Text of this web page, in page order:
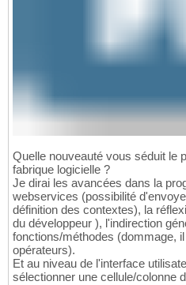
Quelle nouveauté vous séduit le
fabrique logicielle ?
Je dirai les avancées dans la
webservices (possibilité
définition des contextes), la
du développeur ), l'indirection
fonctions/méthodes (dommage,
opérateurs).
Et au niveau de l'interface
sélectionner une cellule/colonne